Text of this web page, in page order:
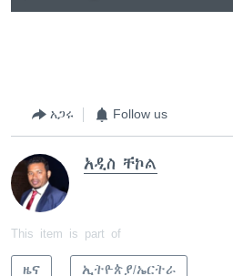
አጋሩ Follow us
አዲስ ቸኮል
This item is part of
ዜና ኢትዮጵያ/ኤርትራ